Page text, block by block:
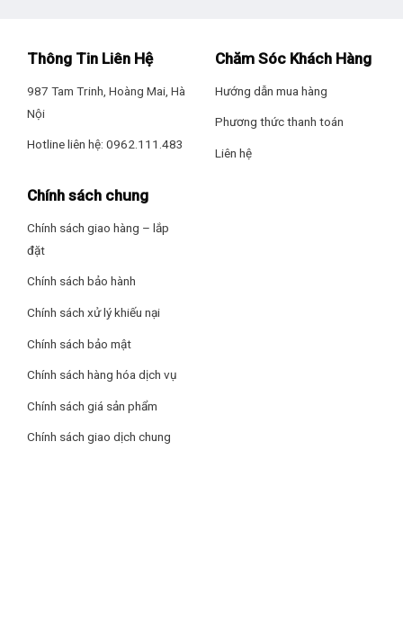
Thông Tin Liên Hệ
987 Tam Trinh, Hoàng Mai, Hà
Nội
Hotline liên hệ: 0962.111.483
Chăm Sóc Khách Hàng
Hướng dẫn mua hàng
Phương thức thanh toán
Liên hệ
Chính sách chung
Chính sách giao hàng – lắp
đặt
Chính sách bảo hành
Chính sách xử lý khiếu nại
Chính sách bảo mật
Chính sách hàng hóa dịch vụ
Chính sách giá sản phẩm
Chính sách giao dịch chung